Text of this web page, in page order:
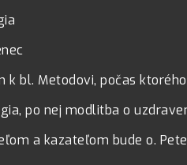
k bl. Metodovi, počas
po nej modlitba o
a kazateľom bude o.